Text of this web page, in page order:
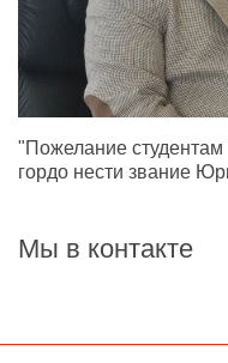
"Пожелание
гордо нести звание
Мы в контакте